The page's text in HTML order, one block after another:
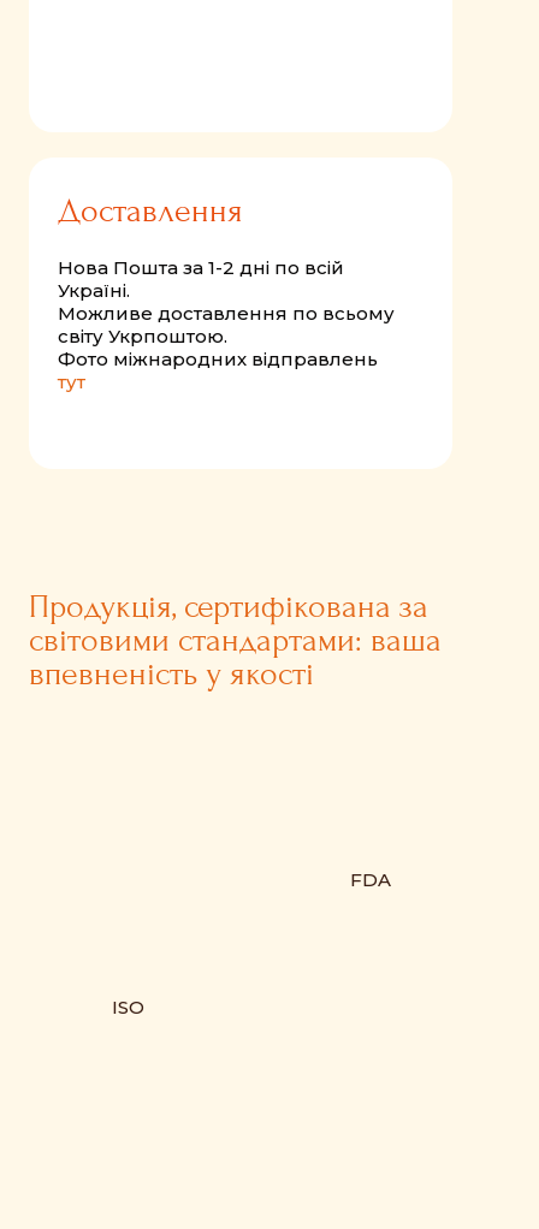
Нова Пошта за 1-2 дні по всій
Україні.
Можливе доставлення по всьому
світу Укрпоштою.
Фото міжнародних відправлень
тут
Доставлення
ISO
FDA
Продукція, сертифікована за
світовими стандартами: ваша
впевненість у якості